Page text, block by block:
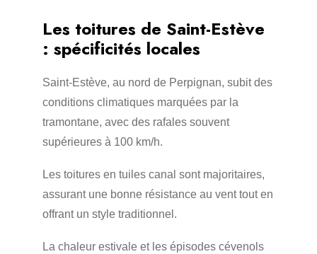
Les toitures de Saint-Estève
: spécificités locales
Saint-Estève, au nord de Perpignan, subit des
conditions climatiques marquées par la
tramontane, avec des rafales souvent
supérieures à 100 km/h.
Les toitures en tuiles canal sont majoritaires,
assurant une bonne résistance au vent tout en
offrant un style traditionnel.
La chaleur estivale et les épisodes cévenols